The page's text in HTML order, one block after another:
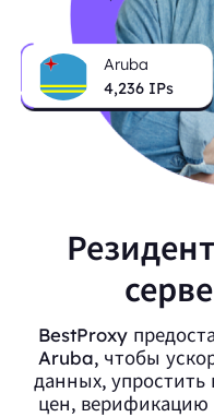
Aruba
4,236 IPs
BestProxy
Aruba, чтобы
данных,
цен, верификацию